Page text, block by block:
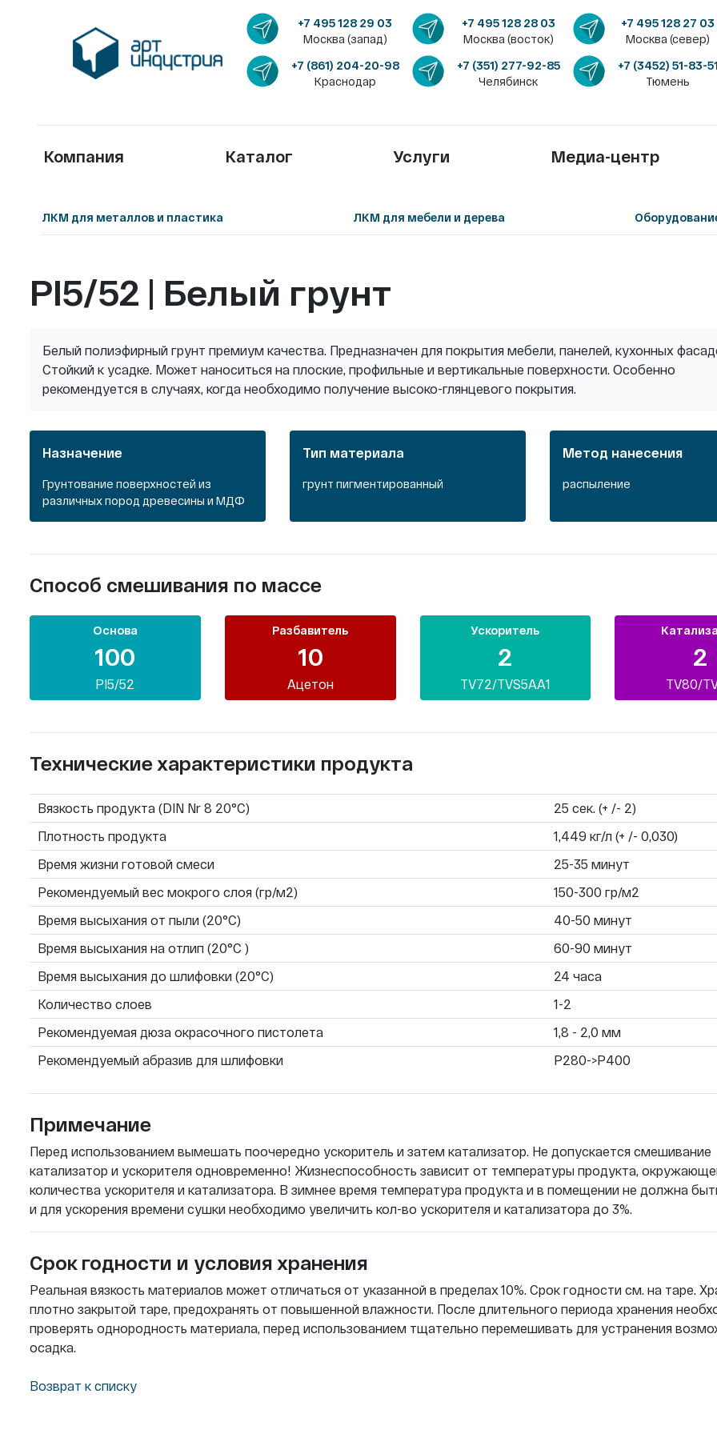
+7 495 128 29 03
Москва (запад)
+7 495 128 28 03
Москва (восток)
+7 495 128 27 03
Москва (север)
+7 (861) 204-20-98
Краснодар
+7 (351) 277-92-85
Челябинск
+7 (3452) 51-83-51
Тюмень
Компания Каталог Услуги Медиа-центр
ЛКМ для металлов и пластика ЛКМ для мебели и дерева
PI5/52 | Белый грунт
Белый полиэфирный грунт премиум качества. Предназначен для покрытия мебели, панелей, кухонных
Стойкий к усадке. Может наноситься на плоские, профильные и вертикальные поверхности. Особенно
рекомендуется в случаях, когда необходимо получение высоко-глянцевого покрытия.
Назначение
Грунтование поверхностей из
различных пород древесины и МДФ
Тип материала
грунт пигментированный
Метод нанесения
распыление
Способ смешивания по массе
Основа
100
PI5/52
Разбавитель
10
Ацетон
Ускоритель
2
TV72/TVS5AA1
2
TV80/
Технические характеристики продукта
Вязкость продукта (DIN Nr 8 20°C)
25 сек. (+ /- 2)
Плотность продукта
1,449 кг/л (+ /- 0,030)
Время жизни готовой смеси
25-35 минут
Рекомендуемый вес мокрого слоя (гр/м2)
150-300 гр/м2
Время высыхания от пыли (20°C)
40-50 минут
Время высыхания на отлип (20°C )
60-90 минут
Время высыхания до шлифовки (20°C)
24 часа
Количество слоев
1-2
Рекомендуемая дюза окрасочного пистолета
1,8 - 2,0 мм
Рекомендуемый абразив для шлифовки
P280->P400
Примечание
Перед использованием вымешать поочередно ускоритель и затем катализатор. Не допускается смешивание
катализатор и ускорителя одновременно! Жизнеспособность зависит от температуры продукта,
количества ускорителя и катализатора. В зимнее время температура продукта и в помещении не должна
и для ускорения времени сушки необходимо увеличить кол-во ускорителя и катализатора до 3%.
Срок годности и условия хранения
Реальная вязкость материалов может отличаться от указанной в пределах 10%. Срок годности см. на таре.
плотно закрытой таре, предохранять от повышенной влажности. После длительного периода хранения
проверять однородность материала, перед использованием тщательно перемешивать для устранения
осадка.
Возврат к списку